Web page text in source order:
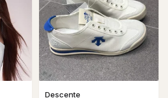
Descente